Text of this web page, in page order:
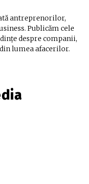
antreprenorilor,
Publicăm cele
despre companii,
lumea afacerilor.